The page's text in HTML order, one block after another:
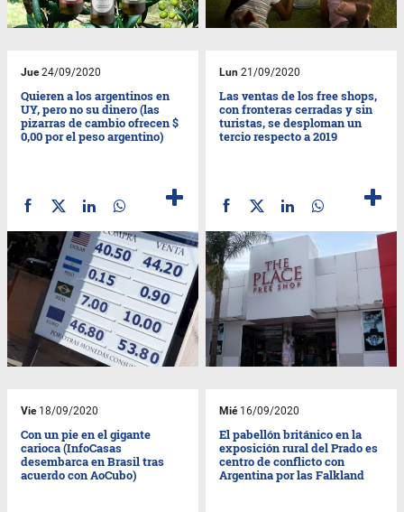
Jue24/09/2020
Quieren a los argentinos en
UY, pero no su dinero (las
pizarras de cambio ofrecen $
0,00 por el peso argentino)
Lun 21/09/2020
Las ventas de los free shops,
con fronteras cerradas y sin
turistas, se desploman un
tercio respecto a 2019
Vie18/09/2020
Con un pie en el gigante
carioca (InfoCasas
desembarca en Brasil tras
acuerdo con AoCubo)
Mié16/09/2020
El pabellón británico en la
exposición rural del Prado es
centro de conflicto con
Argentina por las Falkland